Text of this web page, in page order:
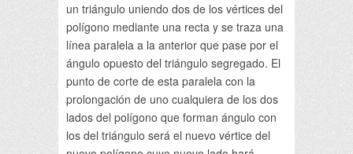
un triángulo uniendo dos de los vértices del
polígono mediante una recta y se traza una
línea paralela a la anterior que pase por el
ángulo opuesto del triángulo segregado. El
punto de corte de esta paralela con la
prolongación de uno cualquiera de los dos
lados del polígono que forman ángulo con
los del triángulo será el nuevo vértice del